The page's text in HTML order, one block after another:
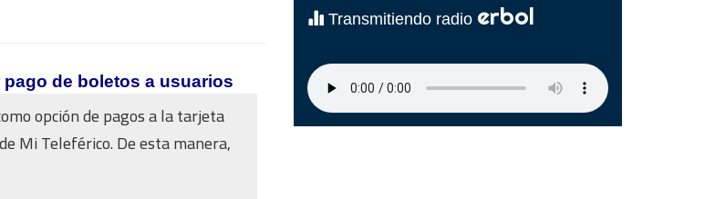
de boletos a usuarios
opción de pagos a la tarjeta
Mi Teleférico. De esta manera,
Transmitiendo radio erbol